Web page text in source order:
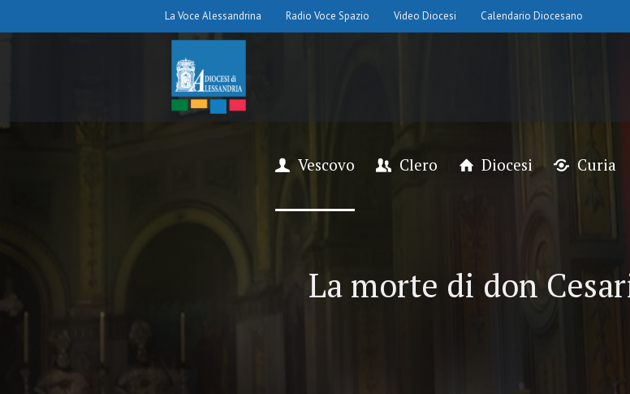
La Voce Alessandrina Radio Voce Spazio Video Diocesi Calendario Diocesano
Vescovo Clero Diocesi Curia
La morte di don